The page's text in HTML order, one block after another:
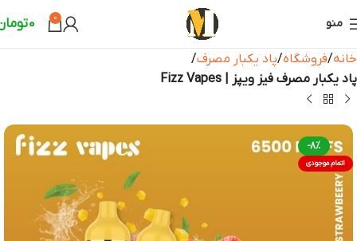
منو 0
0
خانه فروشگاه پاد یکبار مصرف
پاد یکبار مصرف فیز ویپز | Fizz Vapes
-8%
اتمام موجودی